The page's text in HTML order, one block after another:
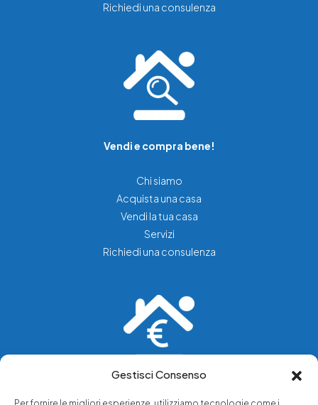
Gestisci Consenso
Richiedi una consulenza
Vendi e compra bene!
Chi siamo
Acquista una casa
Vendi la tua casa
Servizi
Richiedi una consulenza